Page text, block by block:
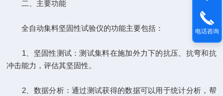
二、主要功能
全自动集料坚固性试验仪的功能主要包括：
1、坚固性测试：测试集料在施加外力下的抗压、抗弯和抗
冲击能力，评估其坚固性。
2、数据分析：通过测试获得的数据可以用于统计分析，帮
电话咨询